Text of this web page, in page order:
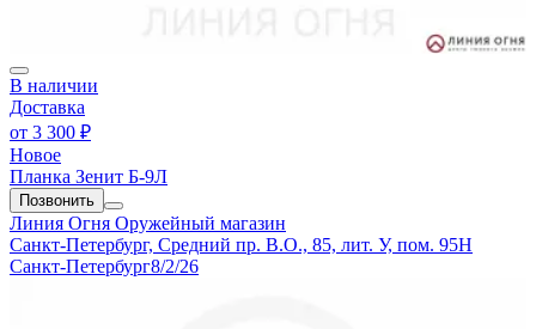
В наличии
Доставка
от 3 300 ₽
Новое
Планка Зенит Б-9Л
Позвонить
Линия Огня Оружейный магазин
Санкт-Петербург, Средний пр. В.О., 85, лит. У, пом. 95Н
Санкт-Петербург8/2/26